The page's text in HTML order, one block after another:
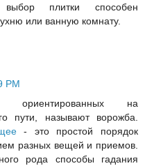
плитки способен
или ванную комнату.
PM
ориентированных на
пути, называют ворожба.
- это простой порядок
разных вещей и приемов.
рода способы гадания